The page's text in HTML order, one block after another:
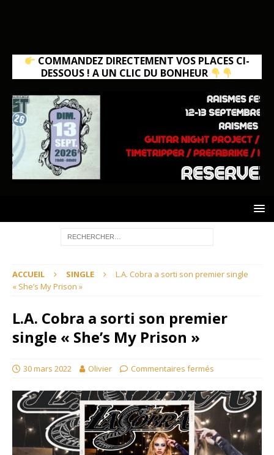
COMMANDEZ DIRECTEMENT VOS PLACES CI-
DESSOUS ! A UN CLIC DU BONHEUR
ACCUEIL SINGLE
L.A. Cobra a sorti son premier single
« She’s My Prison »
L.A. Cobra a sorti son premier
single « She’s My Prison »
30 mars 2022 Olivier Commentaires fermés